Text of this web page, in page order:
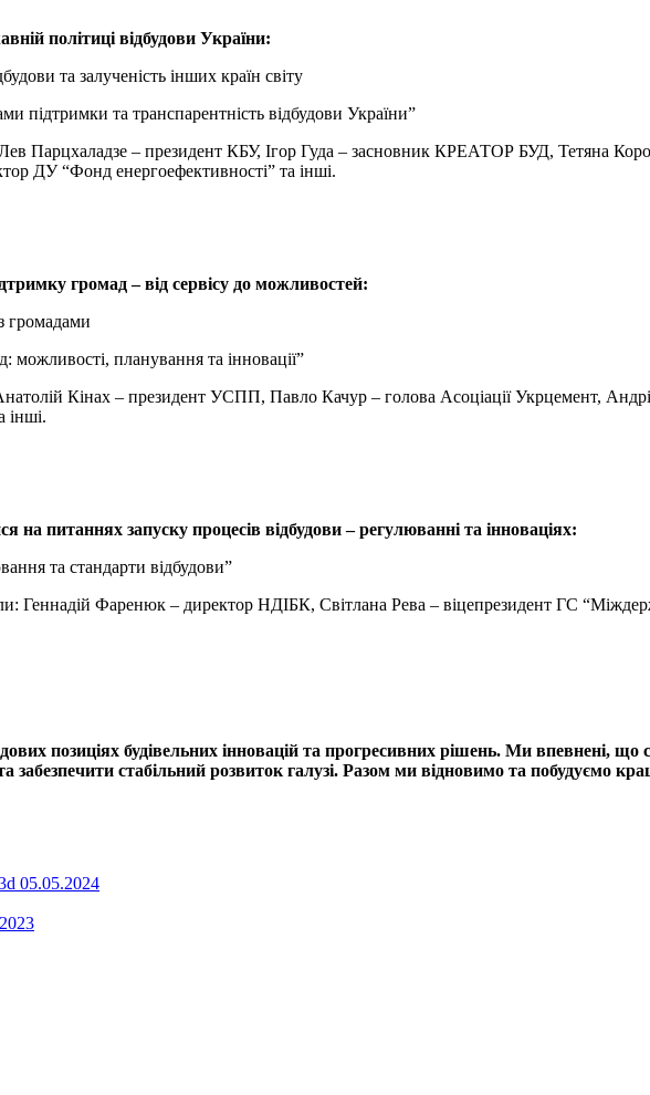
політиці відбудови України:
та залученість інших країн світу
підтримки та транспарентність відбудови України”
Парцхаладзе – президент КБУ, Ігор Гуда – засновник КРЕАТОР БУД, Тетяна
ДУ “Фонд енергоефективності” та інші.
громад – від сервісу до можливостей:
громадами
можливості, планування та інновації”
Кінах – президент УСПП, Павло Качур – голова Асоціації Укрцемент,
інші.
на питаннях запуску процесів відбудови – регулюванні та інноваціях:
та стандарти відбудови”
Геннадій Фаренюк – директор НДІБК, Світлана Рева – віцепрезидент ГС
позиціях будівельних інновацій та прогресивних рішень. Ми впевнені,
забезпечити стабільний розвиток галузі. Разом ми відновимо та побудуємо
05.05.2024